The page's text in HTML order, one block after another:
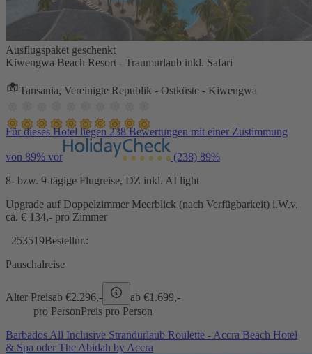
Ausflugspaket geschenkt
Kiwengwa Beach Resort - Traumurlaub inkl. Safari
Tansania, Vereinigte Republik - Ostküste - Kiwengwa
Für dieses Hotel liegen 238 Bewertungen mit einer Zustimmung
von 89% vor (238) 89%
8- bzw. 9-tägige Flugreise, DZ inkl. AI light
Upgrade auf Doppelzimmer Meerblick (nach Verfügbarkeit) i.W.v.
ca. € 134,- pro Zimmer
253519Bestellnr.:
Pauschalreise
Alter Preisab €2.296,- ab €1.699,-
pro PersonPreis pro Person
Barbados All Inclusive Strandurlaub Roulette - Accra Beach Hotel
& Spa oder The Abidah by Accra